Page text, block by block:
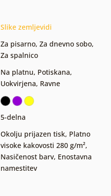
Slike zemljevidi
Za pisarno, Za dnevno sobo,
Za spalnico
Na platnu, Potiskana,
Uokvirjena, Ravne
5-delna
Okolju prijazen tisk, Platno
visoke kakovosti 280 g/m²,
Nasičenost barv, Enostavna
namestitev